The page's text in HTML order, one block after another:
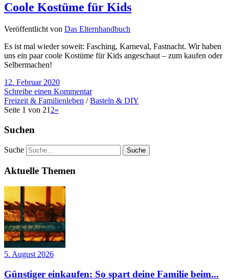
Coole Kostüme für Kids
Veröffentlicht von Das Elternhandbuch
Es ist mal wieder soweit: Fasching, Karneval, Fastnacht. Wir haben
uns ein paar coole Kostüme für Kids angeschaut – zum kaufen oder
Selbermachen!
12. Februar 2020
Schreibe einen Kommentar
Freizeit & Familienleben /Basteln & DIY
Seite 1 von 21 2»
Suchen
Suche
Aktuelle Themen
5. August 2026
Günstiger einkaufen: So spart deine Familie beim...